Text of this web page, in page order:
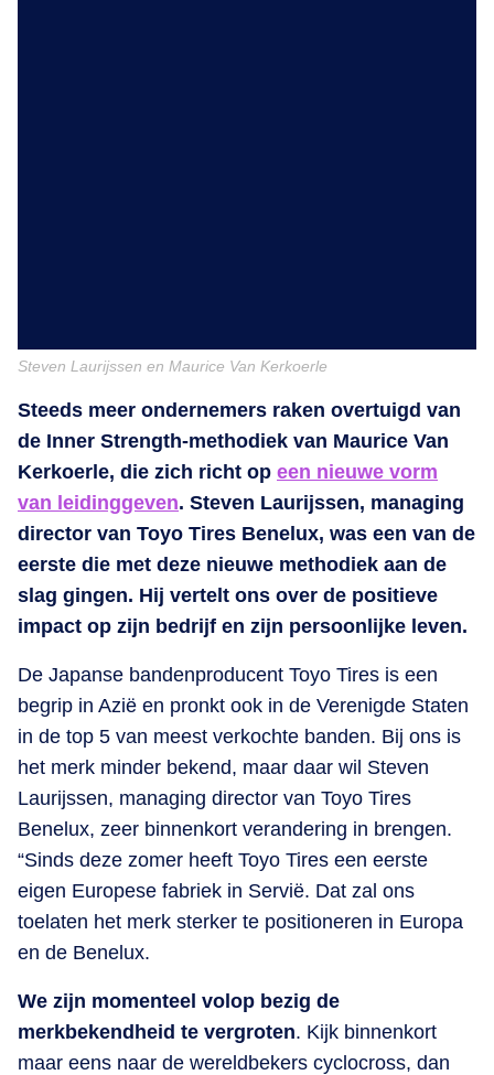
Steven Laurijssen en Maurice Van Kerkoerle
Steeds meer ondernemers raken overtuigd van
de Inner Strength-methodiek van Maurice Van
Kerkoerle, die zich richt op een nieuwe vorm
van leidinggeven. Steven Laurijssen, managing
director van Toyo Tires Benelux, was een van de
eerste die met deze nieuwe methodiek aan de
slag gingen. Hij vertelt ons over de positieve
impact op zijn bedrijf en zijn persoonlijke leven.
De Japanse bandenproducent Toyo Tires is een
begrip in Azië en pronkt ook in de Verenigde Staten
in de top 5 van meest verkochte banden. Bij ons is
het merk minder bekend, maar daar wil Steven
Laurijssen, managing director van Toyo Tires
Benelux, zeer binnenkort verandering in brengen.
“Sinds deze zomer heeft Toyo Tires een eerste
eigen Europese fabriek in Servië. Dat zal ons
toelaten het merk sterker te positioneren in Europa
en de Benelux.
We zijn momenteel volop bezig de
merkbekendheid te vergroten. Kijk binnenkort
maar eens naar de wereldbekers cyclocross, dan